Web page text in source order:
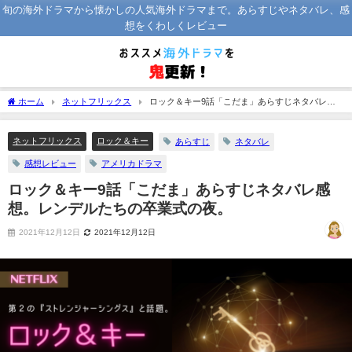
旬の海外ドラマから懐かしの人気海外ドラマまで。あらすじやネタバレ、感
想をくわしくレビュー
ホーム ネットフリックス
ロック＆キー9話「こだま」あらすじネタバレ感
想。レンデルたちの卒業式の夜。
ネットフリックス ロック＆キー あらすじ ネタバレ
感想レビュー アメリカドラマ
ロック＆キー9話「こだま」あらすじネタバレ感
想。レンデルたちの卒業式の夜。
2021年12月12日 2021年12月12日